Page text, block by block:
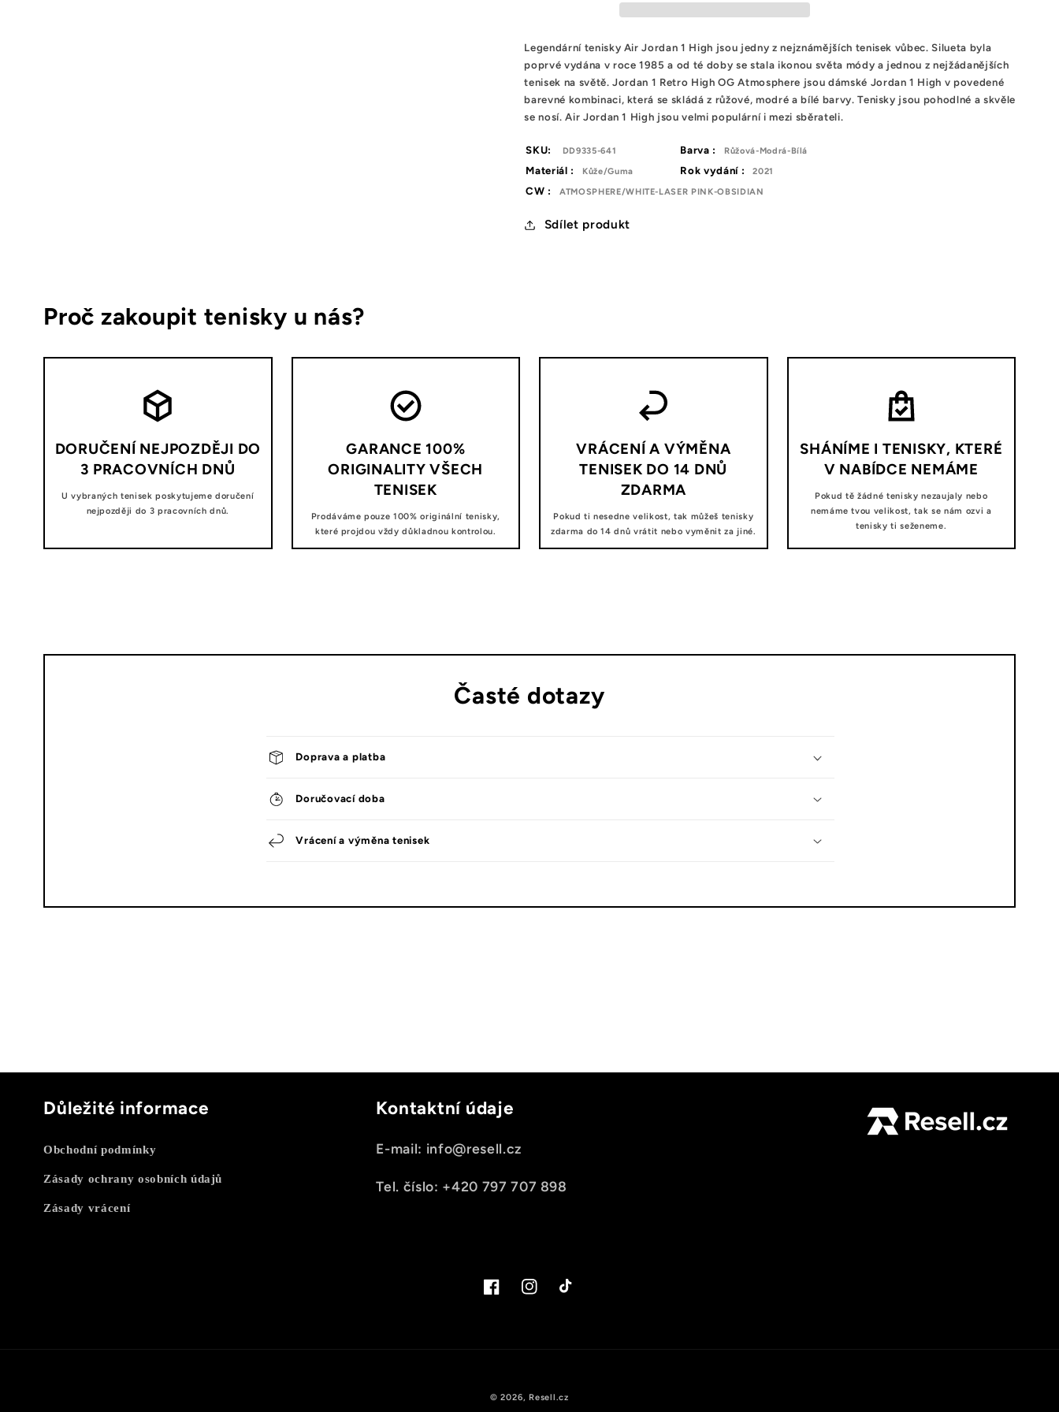
Legendární tenisky Air Jordan 1 High jsou jedny z nejznámějších tenisek vůbec. Silueta byla
poprvé vydána v roce 1985 a od té doby se stala ikonou světa módy a jednou z nejžádanějších
tenisek na světě. Jordan 1 Retro High OG Atmosphere jsou dámské Jordan 1 High v povedené
barevné kombinaci, která se skládá z růžové, modré a bílé barvy. Tenisky jsou pohodlné a skvěle
se nosí. Air Jordan 1 High jsou velmi populární i mezi sběrateli.
SKU: DD9335-641 Barva : Růžová-Modrá-Bílá
Materiál : Kůže/Guma Rok vydání : 2021
CW : ATMOSPHERE/WHITE-LASER PINK-OBSIDIAN
Sdílet produkt
Proč zakoupit tenisky u nás?
DORUČENÍ NEJPOZDĚJI DO
3 PRACOVNÍCH DNŮ
U vybraných tenisek poskytujeme doručení
nejpozději do 3 pracovních dnů.
GARANCE 100%
ORIGINALITY VŠECH
TENISEK
Prodáváme pouze 100% originální tenisky,
které projdou vždy důkladnou kontrolou.
VRÁCENÍ A VÝMĚNA
TENISEK DO 14 DNŮ
ZDARMA
Pokud ti nesedne velikost, tak můžeš tenisky
zdarma do 14 dnů vrátit nebo vyměnit za jiné.
SHÁNÍME I TENISKY, KTERÉ
V NABÍDCE NEMÁME
Pokud tě žádné tenisky nezaujaly nebo
nemáme tvou velikost, tak se nám ozvi a
tenisky ti seženeme.
Časté dotazy
Doprava a platba
Doručovací doba
Vrácení a výměna tenisek
Důležité informace
Obchodní podmínky
Zásady ochrany osobních údajů
Zásady vrácení
Kontaktní údaje
E-mail: info@resell.cz
Tel. číslo: +420 797 707 898
FacebookInstagramTikTok
© 2026, Resell.cz